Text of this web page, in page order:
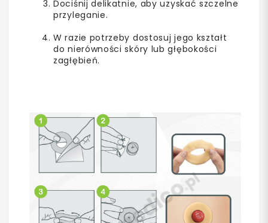
Dociśnij delikatnie, aby uzyskać szczelne
przyleganie.
W razie potrzeby dostosuj jego kształt
do nierówności skóry lub głębokości
zagłębień.